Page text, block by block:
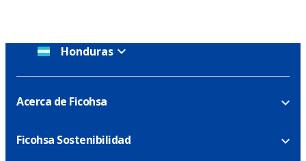
Honduras
Acerca de Ficohsa
Ficohsa Sostenibilidad